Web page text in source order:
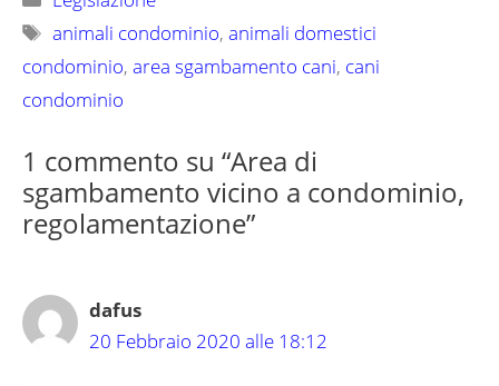
Tag
animali condominio,animali domestici
condominio, area sgambamento cani, cani
condominio
1 commento su “Area di
sgambamento vicino a condominio,
regolamentazione”
dafus
20 Febbraio 2020 alle 18:12